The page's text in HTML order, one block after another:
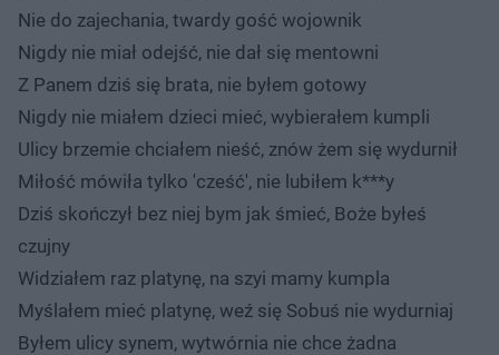
Nie do zajechania, twardy gość wojownik
Nigdy nie miał odejść, nie dał się mentowni
Z Panem dziś się brata, nie byłem gotowy
Nigdy nie miałem dzieci mieć, wybierałem kumpli
Ulicy brzemie chciałem nieść, znów żem się wydurnił
Miłość mówiła tylko 'cześć', nie lubiłem k***y
Dziś skończył bez niej bym jak śmieć, Boże byłeś
czujny
Widziałem raz platynę, na szyi mamy kumpla
Myślałem mieć platynę, weź się Sobuś nie wydurniaj
Byłem ulicy synem, wytwórnia nie chce żadna